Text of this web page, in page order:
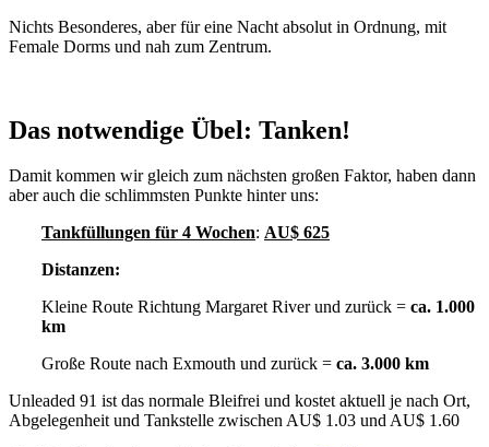
Nichts Besonderes, aber für eine Nacht absolut in Ordnung, mit
Female Dorms und nah zum Zentrum.
Das notwendige Übel: Tanken!
Damit kommen wir gleich zum nächsten großen Faktor, haben dann
aber auch die schlimmsten Punkte hinter uns:
Tankfüllungen für 4 Wochen: AU$ 625
Distanzen:
Kleine Route Richtung Margaret River und zurück = ca. 1.000
km
Große Route nach Exmouth und zurück = ca. 3.000 km
Unleaded 91 ist das normale Bleifrei und kostet aktuell je nach Ort,
Abgelegenheit und Tankstelle zwischen AU$ 1.03 und AU$ 1.60